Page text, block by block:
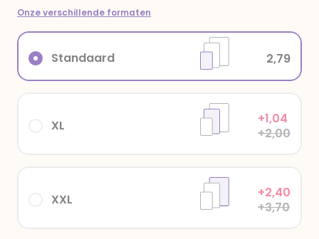
Onze verschillende formaten
XXL
+2,40
+3,70
XL
+1,04
+2,00
Standaard 2,79